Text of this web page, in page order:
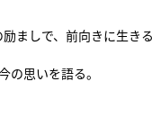
ましで、前向きに生き
思いを語る。